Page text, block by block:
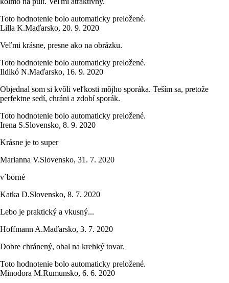
Toto hodnotenie bolo automaticky preložené.
Lilla K.Maďarsko, 20. 9. 2020
Veľmi krásne, presne ako na obrázku.
Toto hodnotenie bolo automaticky preložené.
Ildikó N.Maďarsko, 16. 9. 2020
Objednal som si kvôli veľkosti môjho sporáka. Teším sa, pretože
perfektne sedí, chráni a zdobí sporák.
Toto hodnotenie bolo automaticky preložené.
Irena S.Slovensko, 8. 9. 2020
Krásne je to super
Marianna V.Slovensko, 31. 7. 2020
v´borné
Katka D.Slovensko, 8. 7. 2020
Lebo je praktický a vkusný...
Hoffmann A.Maďarsko, 3. 7. 2020
Dobre chránený, obal na krehký tovar.
Toto hodnotenie bolo automaticky preložené.
Minodora M.Rumunsko, 6. 6. 2020